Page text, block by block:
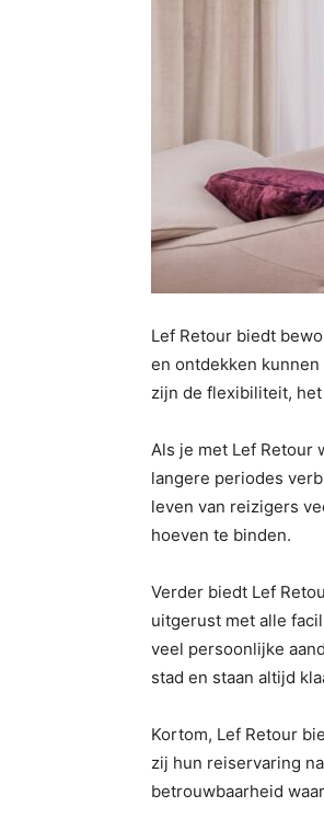
Lef Retour biedt
en ontdekken
zijn de flexibiliteit,
Als je met Lef Retour
langere periodes
leven van reizigers
hoeven te binden.
Verder biedt Lef
uitgerust met alle
veel persoonlijke
stad en staan altijd
Kortom, Lef Retour
zij hun reiservaring
betrouwbaarheid